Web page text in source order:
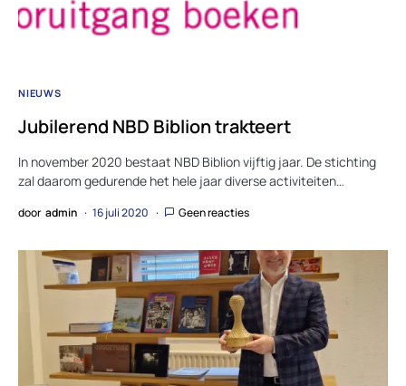
NIEUWS
Jubilerend NBD Biblion trakteert
In november 2020 bestaat NBD Biblion vijftig jaar. De stichting
zal daarom gedurende het hele jaar diverse activiteiten…
door admin 16 juli 2020 Geen reacties